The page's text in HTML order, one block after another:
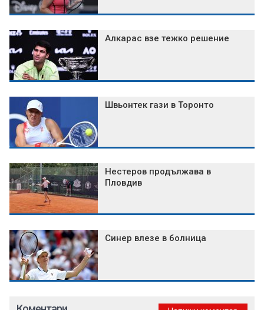
Алкарас взе тежко решение
Швьонтек гази в Торонто
Нестеров продължава в
Пловдив
Синер влезе в болница